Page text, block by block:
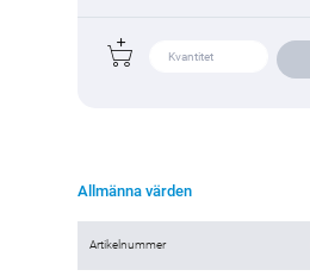
Allmänna värden
Artikelnummer